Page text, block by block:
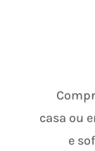
casa ou
e